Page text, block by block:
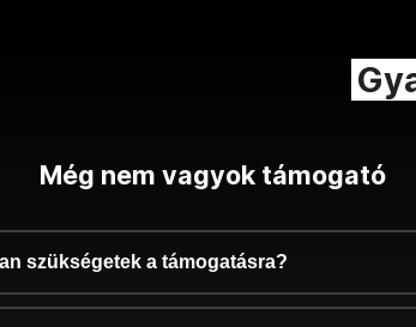
Még nem vagyok támogató
szükségetek a támogatásra?